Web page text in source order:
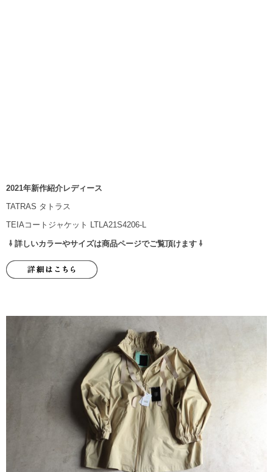
2021年新作紹介レディース
TATRAS タトラス
TEIAコートジャケット LTLA21S4206-L
⇩ 詳しいカラーやサイズは商品ページでご覧頂けます ⇩